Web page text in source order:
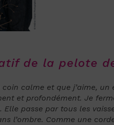
de la pelote
calme et que j’aime,
et profondément. Je
Elle passe par tous les
l’ombre. Comme une